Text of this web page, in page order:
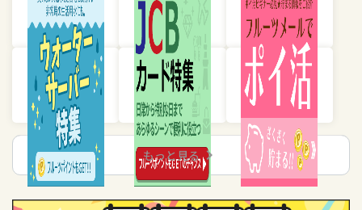
もっと見るchevron_right